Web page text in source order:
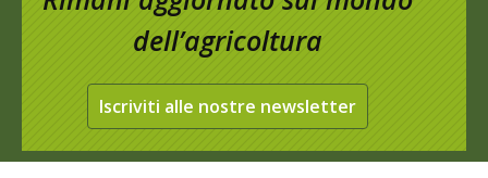
dell’agricoltura
Iscriviti alle nostre newsletter